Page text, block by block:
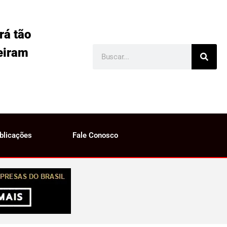
tão
Fale Conosco